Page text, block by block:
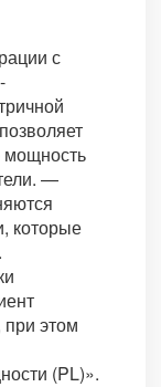
с
мощность
—
которые
при этом
(PL)».